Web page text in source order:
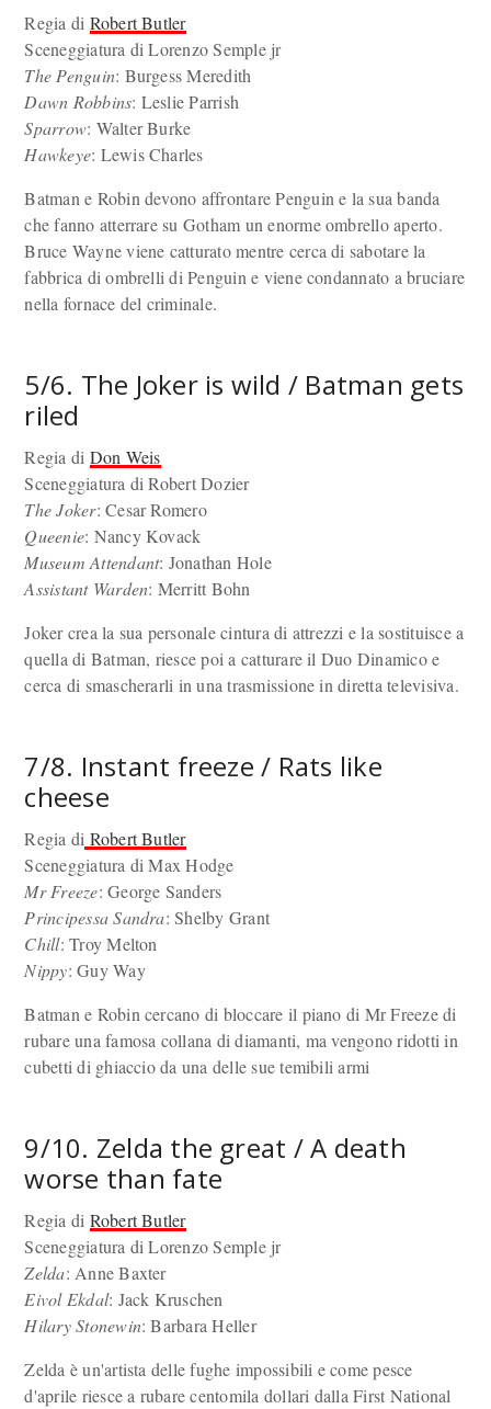
Regia di Robert Butler
Sceneggiatura di Lorenzo Semple jr
The Penguin: Burgess Meredith
Dawn Robbins: Leslie Parrish
Sparrow: Walter Burke
Hawkeye: Lewis Charles
Batman e Robin devono affrontare Penguin e la sua banda
che fanno atterrare su Gotham un enorme ombrello aperto.
Bruce Wayne viene catturato mentre cerca di sabotare la
fabbrica di ombrelli di Penguin e viene condannato a bruciare
nella fornace del criminale.
5/6. The Joker is wild / Batman gets
riled
Regia di Don Weis
Sceneggiatura di Robert Dozier
The Joker: Cesar Romero
Queenie: Nancy Kovack
Museum Attendant: Jonathan Hole
Assistant Warden: Merritt Bohn
Joker crea la sua personale cintura di attrezzi e la sostituisce a
quella di Batman, riesce poi a catturare il Duo Dinamico e
cerca di smascherarli in una trasmissione in diretta televisiva.
7/8. Instant freeze / Rats like
cheese
Regia di Robert Butler
Sceneggiatura di Max Hodge
Mr Freeze: George Sanders
Principessa Sandra: Shelby Grant
Chill: Troy Melton
Nippy: Guy Way
Batman e Robin cercano di bloccare il piano di Mr Freeze di
rubare una famosa collana di diamanti, ma vengono ridotti in
cubetti di ghiaccio da una delle sue temibili armi
9/10. Zelda the great / A death
worse than fate
Regia di Robert Butler
Sceneggiatura di Lorenzo Semple jr
Zelda: Anne Baxter
Eivol Ekdal: Jack Kruschen
Hilary Stonewin: Barbara Heller
Zelda è un'artista delle fughe impossibili e come pesce
d'aprile riesce a rubare centomila dollari dalla First National